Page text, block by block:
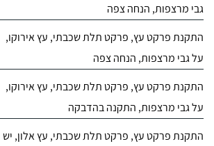
גבי מרצפות, הנחה צפה
התקנת פרקט עץ, פרקט תלת שכבתי, עץ אירוקו,
על גבי מרצפות, הנחה צפה
התקנת פרקט עץ, פרקט תלת שכבתי, עץ אירוקו,
על גבי מרצפות, התקנה בהדבקה
התקנת פרקט עץ, פרקט תלת שכבתי, עץ אלון, יש